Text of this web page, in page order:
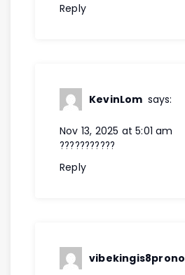
Reply
KevinLom says:
Nov 13, 2025 at 5:01 am
???????????
Reply
vibekingis8prono